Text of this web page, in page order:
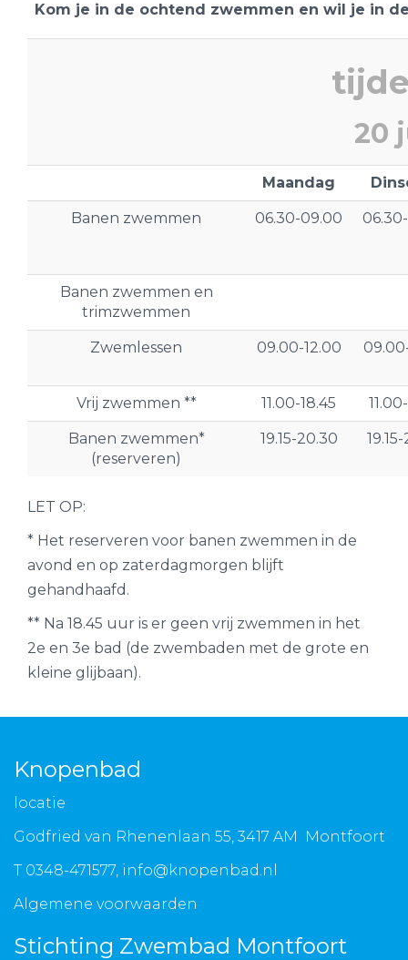
Kom je in de ochtend zwemmen en wil je in
20
Maandag
Banen zwemmen 06.30-09.00
Banen zwemmen en
trimzwemmen
Zwemlessen 09.00-12.00
Vrij zwemmen ** 11.00-18.45
Banen zwemmen*
(reserveren)
19.15-20.30
LET OP:
* Het reserveren voor banen zwemmen in de
avond en op zaterdagmorgen blijft
gehandhaafd.
** Na 18.45 uur is er geen vrij zwemmen in het
2e en 3e bad (de zwembaden met de grote en
kleine glijbaan).
Knopenbad
locatie
Godfried van Rhenenlaan 55, 3417 AM Montfoort
T 0348-471577, info@knopenbad.nl
Algemene voorwaarden
Stichting Zwembad Montfoort